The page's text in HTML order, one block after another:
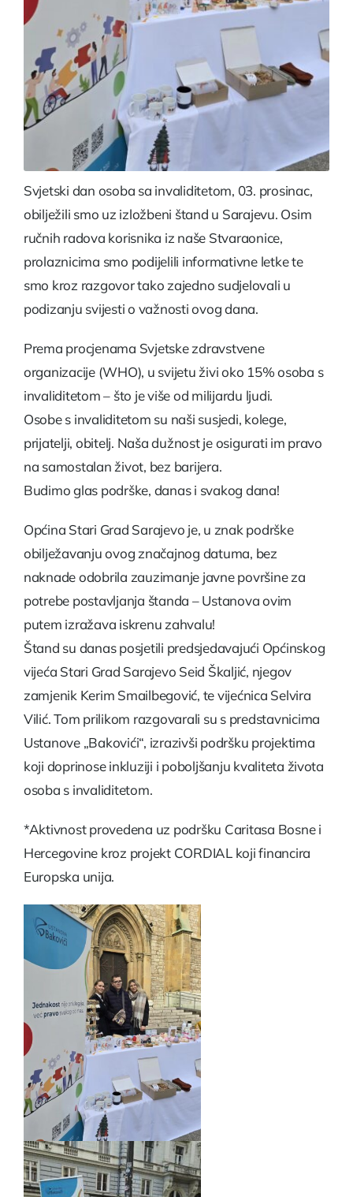
Svjetski dan osoba sa invaliditetom, 03. prosinac,
obilježili smo uz izložbeni štand u Sarajevu. Osim
ručnih radova korisnika iz naše Stvaraonice,
prolaznicima smo podijelili informativne letke te
smo kroz razgovor tako zajedno sudjelovali u
podizanju svijesti o važnosti ovog dana.
Prema procjenama Svjetske zdravstvene
organizacije (WHO), u svijetu živi oko 15% osoba s
invaliditetom – što je više od milijardu ljudi.
Osobe s invaliditetom su naši susjedi, kolege,
prijatelji, obitelj. Naša dužnost je osigurati im pravo
na samostalan život, bez barijera.
Budimo glas podrške, danas i svakog dana!
Općina Stari Grad Sarajevo je, u znak podrške
obilježavanju ovog značajnog datuma, bez
naknade odobrila zauzimanje javne površine za
potrebe postavljanja štanda – Ustanova ovim
putem izražava iskrenu zahvalu!
Štand su danas posjetili predsjedavajući Općinskog
vijeća Stari Grad Sarajevo Seid Škaljić, njegov
zamjenik Kerim Smailbegović, te vijećnica Selvira
Vilić. Tom prilikom razgovarali su s predstavnicima
Ustanove „Bakovići“, izrazivši podršku projektima
koji doprinose inkluziji i poboljšanju kvaliteta života
osoba s invaliditetom.
*Aktivnost provedena uz podršku Caritasa Bosne i
Hercegovine kroz projekt CORDIAL koji financira
Europska unija.